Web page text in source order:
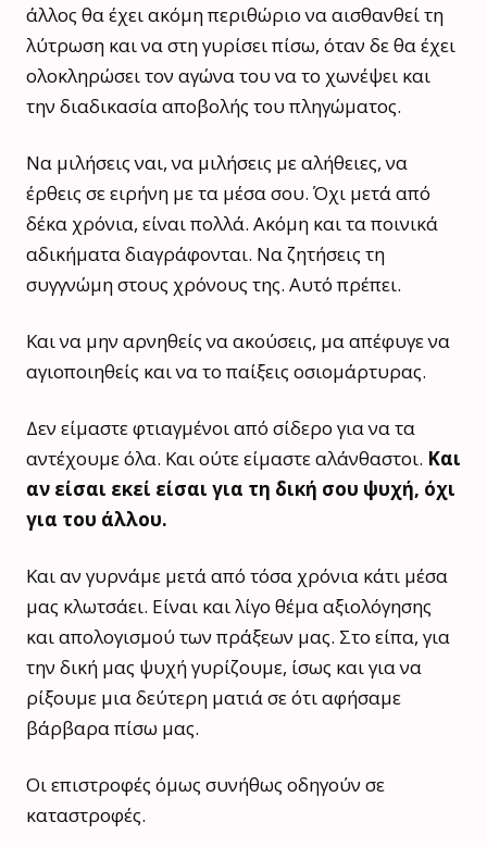
άλλος θα έχει ακόμη περιθώριο να αισθανθεί τη
λύτρωση και να στη γυρίσει πίσω, όταν δε θα έχει
ολοκληρώσει τον αγώνα του να το χωνέψει και
την διαδικασία αποβολής του πληγώματος.
Να μιλήσεις ναι, να μιλήσεις με αλήθειες, να
έρθεις σε ειρήνη με τα μέσα σου. Όχι μετά από
δέκα χρόνια, είναι πολλά. Ακόμη και τα ποινικά
αδικήματα διαγράφονται. Να ζητήσεις τη
συγγνώμη στους χρόνους της. Αυτό πρέπει.
Και να μην αρνηθείς να ακούσεις, μα απέφυγε να
αγιοποιηθείς και να το παίξεις οσιομάρτυρας.
Δεν είμαστε φτιαγμένοι από σίδερο για να τα
αντέχουμε όλα. Και ούτε είμαστε αλάνθαστοι. Και
αν είσαι εκεί είσαι για τη δική σου ψυχή, όχι
για του άλλου.
Και αν γυρνάμε μετά από τόσα χρόνια κάτι μέσα
μας κλωτσάει. Είναι και λίγο θέμα αξιολόγησης
και απολογισμού των πράξεων μας. Στο είπα, για
την δική μας ψυχή γυρίζουμε, ίσως και για να
ρίξουμε μια δεύτερη ματιά σε ότι αφήσαμε
βάρβαρα πίσω μας.
Οι επιστροφές όμως συνήθως οδηγούν σε
καταστροφές.